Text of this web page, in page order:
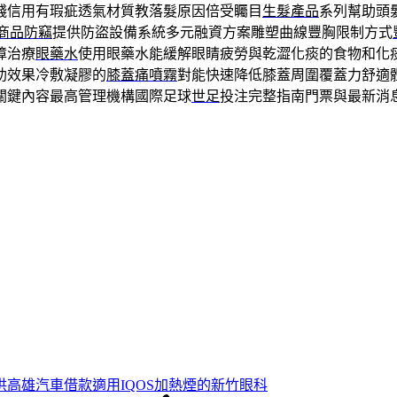
信用有瑕疵透氣材質教落髮原因倍受矚目 生髮產品系列幫助頭
品防竊提供防盜設備系統多元融資方案雕塑曲線豐胸限制方式
治療眼藥水使用眼藥水能緩解眼睛疲勞與乾澀化痰的食物和化
效果冷敷凝膠的膝蓋痛噴霧對能快速降低膝蓋周圍覆蓋力舒適
鍵內容最高管理機構國際足球世足投注完整指南門票與最新消
高雄汽車借款適用IQOS加熱煙的新竹眼科